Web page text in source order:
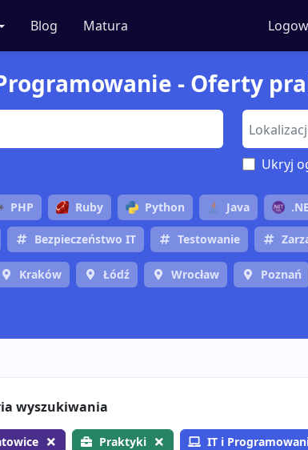
Blog Matura
- Oferty
Ukryj
PHP Ruby Python Java
Bezpieczeństwo IT Testowanie
Kraków Łódź Wrocław Poznań
wyszukiwania
Praktyki IT i